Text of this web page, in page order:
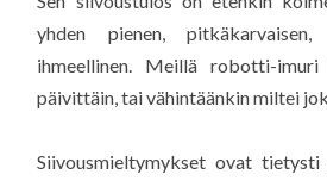
yhden pienen,
ihmeellinen. Meillä robotti-
päivittäin, tai vähintäänkin miltei
Siivousmieltymykset ovat